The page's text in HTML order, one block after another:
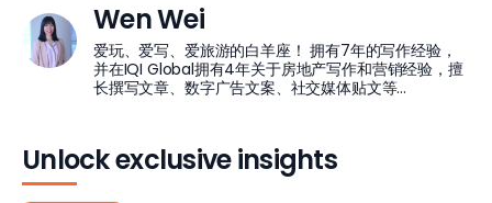
Wen Wei
爱玩、爱写、爱旅游的白羊座！ 拥有7年的写作经验，
并在IQI Global拥有4年关于房地产写作和营销经验，擅
长撰写文章、数字广告文案、社交媒体贴文等...
Unlock exclusive insights